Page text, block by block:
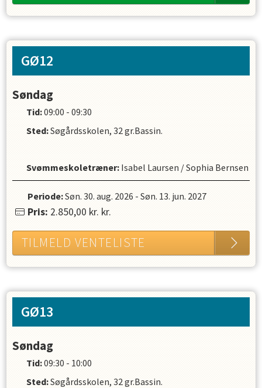
GØ12
Søndag
Tid:09:00 - 09:30
Sted:Søgårdsskolen, 32 gr.Bassin.
Svømmeskoletræner: Isabel Laursen /Sophia Bernsen
Periode:Søn. 30. aug. 2026 - Søn. 13. jun. 2027
Pris: 2.850,00 kr. kr.
TILMELD VENTELISTE
GØ13
Søndag
Tid:09:30 - 10:00
Sted:Søgårdsskolen, 32 gr.Bassin.